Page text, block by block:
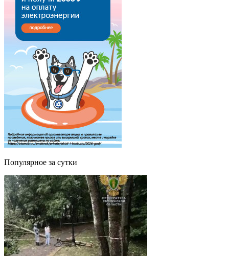
Популярное за сутки